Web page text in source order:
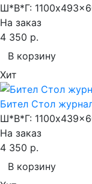
Ш*В*Г:
На заказ
4 350 р.
В корзину
Хит
Бител Стол
Ш*В*Г:
На заказ
4 350 р.
В корзину